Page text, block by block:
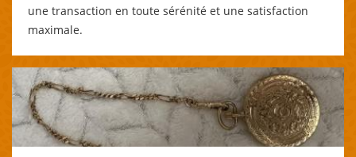
une transaction en toute sérénité et une satisfaction
maximale.